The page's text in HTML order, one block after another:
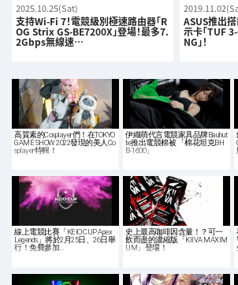
2025.10.25(Sat)
支持Wi-Fi 7！電競級別極速路由器「R
OG Strix GS-BE7200X」登場！最多7.
2Gbps無線速…
ASUS推出
示卡「TUF
NG」！
高質素的Cosplayer們！在TOKYO
GAME SHOW 2022發現的美人Co
splayer特輯！
伊織萌代言電競家具品牌Bauhut
te推出電競棉被 「棉花坦克BH
B-1600」
線上電競比賽「KEIO CUP Apex
Legends」將於2月25日、26日舉
行！免費參加…
史上最高咖啡因含量！？可一
飲而盡的濃縮版「KIIVA MAXIM
UM」登場！